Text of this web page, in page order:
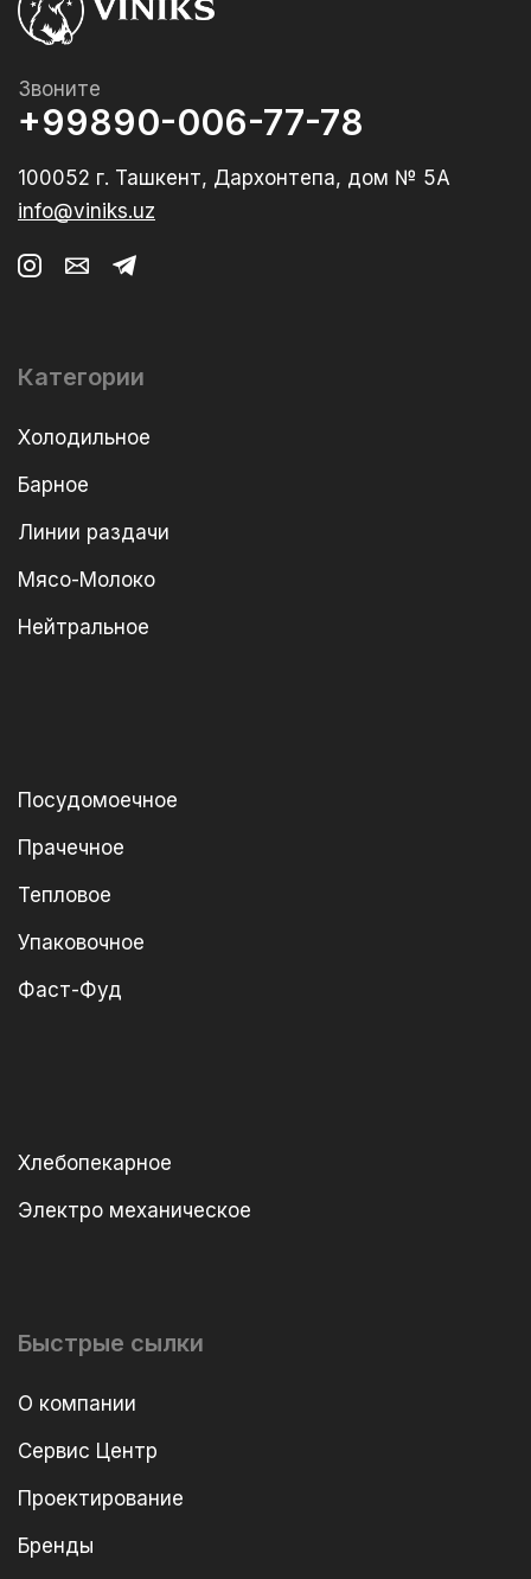
Звоните
+99890-006-77-78
100052 г. Ташкент, Дархонтепа, дом № 5А
info@viniks.uz
Категории
Холодильное
Барное
Линии раздачи
Мясо-Молоко
Нейтральное
Посудомоечное
Прачечное
Тепловое
Упаковочное
Фаст-Фуд
Хлебопекарное
Электро механическое
Быстрые сылки
О компании
Сервис Центр
Проектирование
Бренды